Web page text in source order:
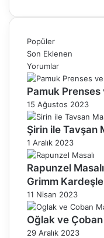
Popüler
Son Eklenen
Yorumlar
Pamuk Prenses
15 Ağustos 2023
Şirin ile Tavşan
1 Aralık 2023
Rapunzel
Grimm
11 Nisan 2023
Oğlak ve Çoban
29 Aralık 2023